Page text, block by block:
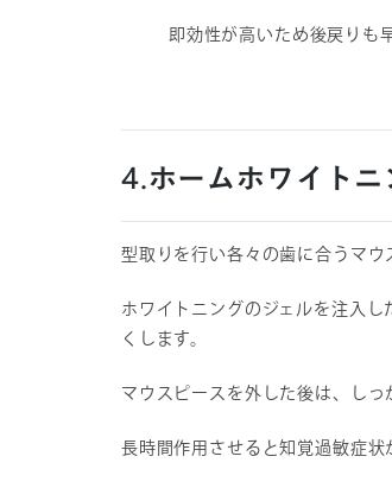
即効性が高いため後戻りも
4.ホームホワイト
型取りを行い各々の歯に合うマウ
ホワイトニングのジェルを注入
くします。
マウスピースを外した後は、しっ
長時間作用させると知覚過敏症状